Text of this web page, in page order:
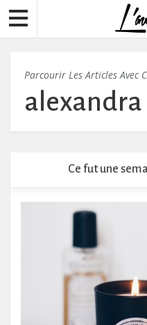
Parcourir Les Articles Avec
Ce fut une